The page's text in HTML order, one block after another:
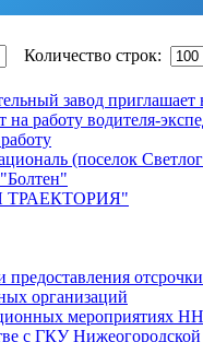
Количество строк:
завод приглашает
работу водителя-
(поселок
ТРАЕКТОРИЯ"
организаций
мероприятиях
с ГКУ